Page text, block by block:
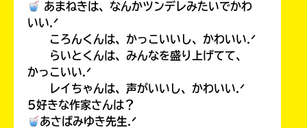
あまねきは、なんかツンデレみたいでかわ
いい.ᐟ
ころんくんは、かっこいいし、かわいい.ᐟ
らいとくんは、みんなを盛り上げてて、
かっこいい.ᐟ
レイちゃんは、声がいいし、かわいい.ᐟ
5好きな作家さんは？
あさばみゆき先生.ᐟ